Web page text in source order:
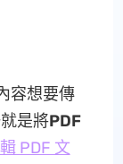
容想要傳
是將PDF
PDF 文